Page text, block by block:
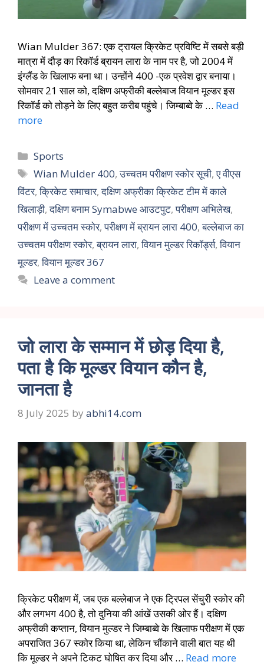
Wian Mulder 367: एक ट्रायल क्रिकेट प्रविष्टि में सबसे बड़ी
मात्रा में दौड़ का रिकॉर्ड ब्रायन लारा के नाम पर है, जो 2004 में
इंग्लैंड के खिलाफ बना था। उन्होंने 400 -एक प्रवेश द्वार बनाया।
सोमवार 21 साल को, दक्षिण अफ्रीकी बल्लेबाज वियान मूल्डर इस
रिकॉर्ड को तोड़ने के लिए बहुत करीब पहुंचे। जिम्बाब्वे के … Read
more
Sports
Wian Mulder 400,उच्चतम परीक्षण स्कोर सूची,ए वीएस
विंटर,क्रिकेट समाचार,दक्षिण अफ्रीका क्रिकेट टीम में काले
खिलाड़ी,दक्षिण बनाम Symabwe आउटपुट,परीक्षण अभिलेख,
परीक्षण में उच्चतम स्कोर,परीक्षण में ब्रायन लारा 400,बल्लेबाज का
उच्चतम परीक्षण स्कोर,ब्रायन लारा,वियान मुल्डर रिकॉर्ड्स,वियान
मूल्डर,वियान मूल्डर 367
Leave a comment
जो लारा के सम्मान में छोड़ दिया है,
पता है कि मूल्डर वियान कौन है,
जानता है
8 July 2025 by abhi14.com
क्रिकेट परीक्षण में, जब एक बल्लेबाज ने एक ट्रिपल सेंचुरी स्कोर की
और लगभग 400 है, तो दुनिया की आंखें उसकी ओर हैं। दक्षिण
अफ्रीकी कप्तान, वियान मुल्डर ने जिम्बाब्वे के खिलाफ परीक्षण में एक
अपराजित 367 स्कोर किया था, लेकिन चौंकाने वाली बात यह थी
कि मूल्डर ने अपने टिकट घोषित कर दिया और … Read more